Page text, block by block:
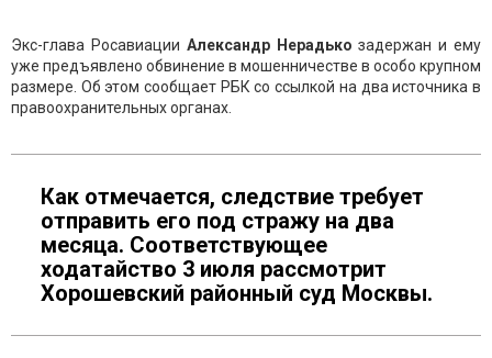
Экс-глава Росавиации Александр Нерадькозадержан и ему
уже предъявлено обвинение в мошенничестве в особо крупном
размере. Об этом сообщает РБК со ссылкой на два источника в
правоохранительных органах.
Как отмечается, следствие требует
отправить его под стражу на два
месяца. Соответствующее
ходатайство 3 июля рассмотрит
Хорошевский районный суд Москвы.